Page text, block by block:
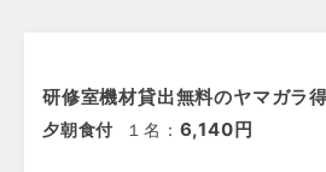
研修室機材貸出無料のヤマガラ
夕朝食付 １名： 6,140円